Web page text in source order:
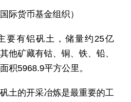
际货币基金组织）
要有铝矾土，储量约25亿
他矿藏有钴、铜、铁、铅、
积5968.9平方公里。
土的开采冶炼是最重要的工